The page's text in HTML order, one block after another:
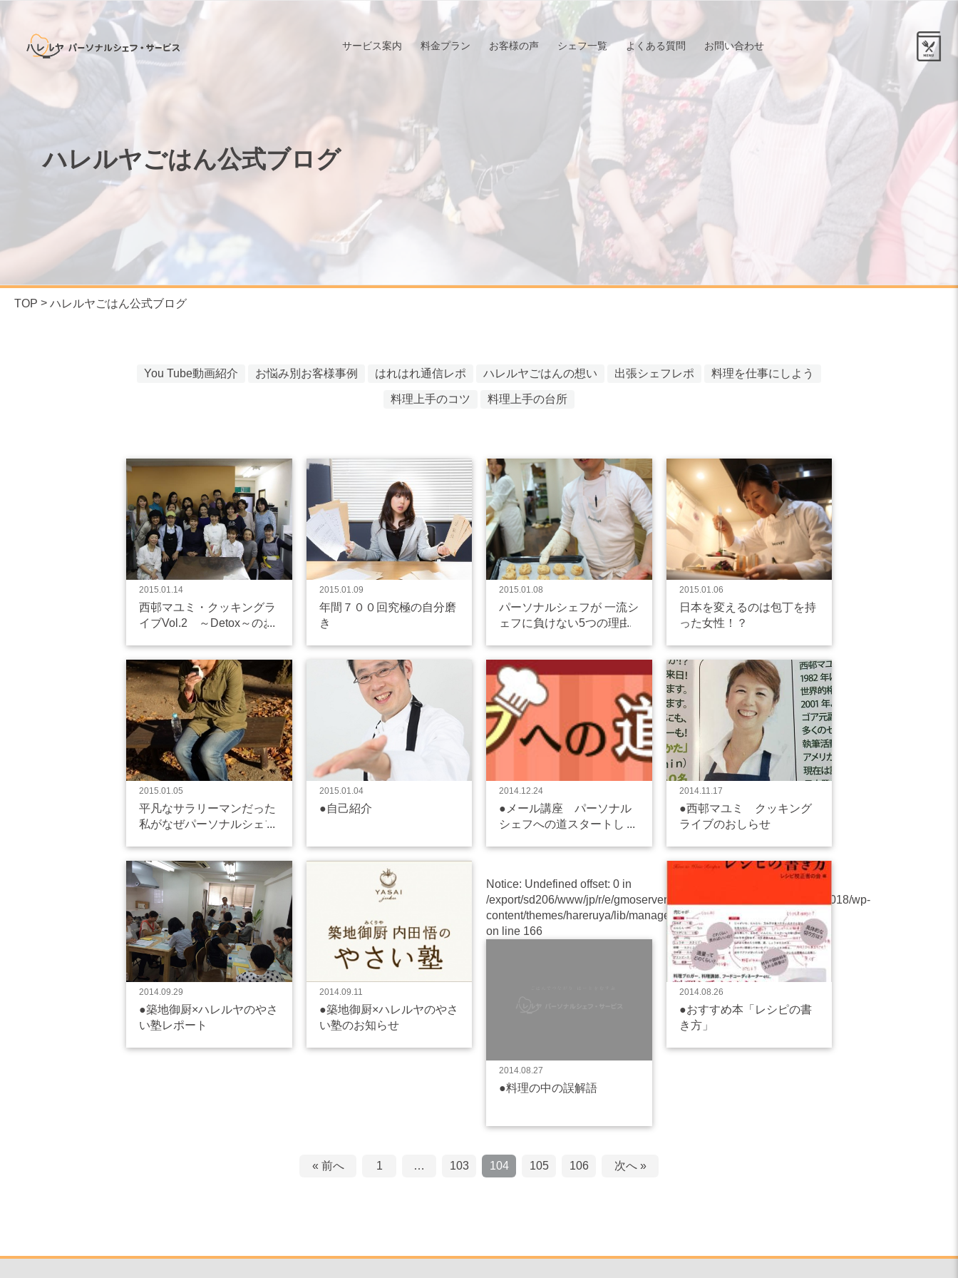
サービス案内 料金プラン お客様の声 シェフ一覧 よくある質問 お問い合わせ
ハレルヤごはん公式ブログ
TOP ハレルヤごはん公式ブログ
You Tube動画紹介 お悩み別お客様事例 はれはれ通信レポ ハレルヤごはんの想い 出張シェフレポ 料理を仕事にしよう
料理上手のコツ 料理上手の台所
西邨マユミ・クッキングラ
イブVol.2 ～Detox～のお
2015.01.14
年間７００回究極の自分磨
き
2015.01.09
パーソナルシェフが 一流シ
ェフに負けない5つの理由
2015.01.08
日本を変えるのは包丁を持
った女性！？
2015.01.06
平凡なサラリーマンだった
私がなぜパーソナルシェフ
2015.01.05
●自己紹介
2015.01.04
●メール講座 パーソナル
シェフへの道スタートしま
2014.12.24
●西邨マユミ クッキング
ライブのおしらせ
2014.11.17
●築地御厨×ハレルヤのやさ
い塾レポート
2014.09.29
●築地御厨×ハレルヤのやさ
い塾のお知らせ
2014.09.11
Notice: Undefined offset: 0 in
/export/sd206/www/jp/r/e/gmoserver/9/8/sd0332598/hareruya.jp/wp2018/wp-
content/themes/hareruya/lib/manage_post_type_post.php
on line 166
●料理の中の誤解語
2014.08.27
●おすすめ本「レシピの書
き方」
2014.08.26
« 前へ 1 … 103 104 105 106 次へ »